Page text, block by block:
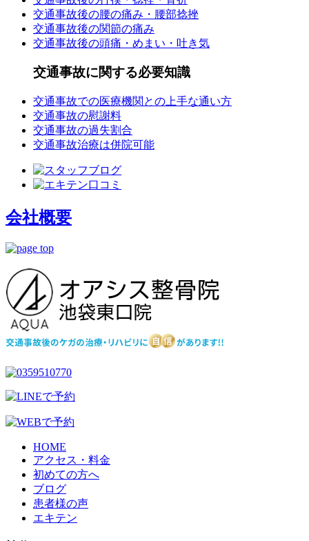
交通事故後の腰の痛み・腰部捻挫
交通事故後の関節の痛み
交通事故後の頭痛・めまい・吐き気
交通事故に関する必要知識
交通事故での医療機関との上手な通い方
交通事故の慰謝料
交通事故の過失割合
交通事故治療は併院可能
会社概要
HOME
アクセス・料金
初めての方へ
ブログ
患者様の声
エキテン